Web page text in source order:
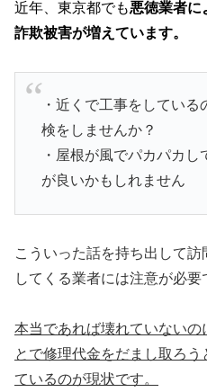
近年、東京都でも悪徳業者に
詐欺被害が増えています。
・近くで工事をしてい
検をしませんか？
・屋根が風でパカパカ
が良いかもしれません
こういった話を持ち出して
してくる業者には注意が必要
本当であれば壊れていないの
とで修理代金をだまし取ろ
ているのが現状です。